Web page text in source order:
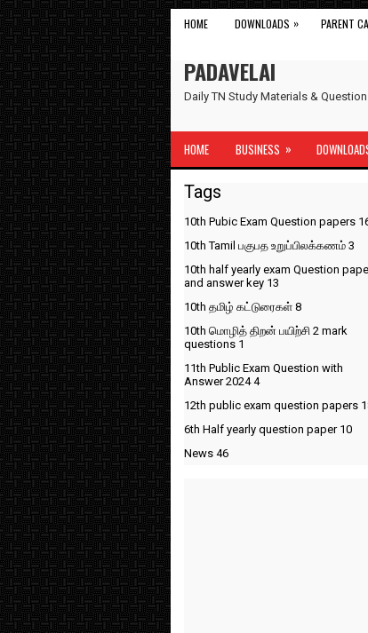
HOME DOWNLOADS » PARENT
PADAVELAI
Daily TN Study Materials &
HOME BUSINESS »
Tags
10th Pubic Exam Question papers
10th Tamil பகுபத உறுப்பிலக்கணம் 3
10th half yearly exam Question
and answer key 13
10th தமிழ் கட்டுரைகள் 8
10th மொழித் திறன் பயிற்சி 2 mark
questions 1
11th Public Exam Question with
Answer 20244
12th public exam question papers
6th Half yearly question paper 10
News 46